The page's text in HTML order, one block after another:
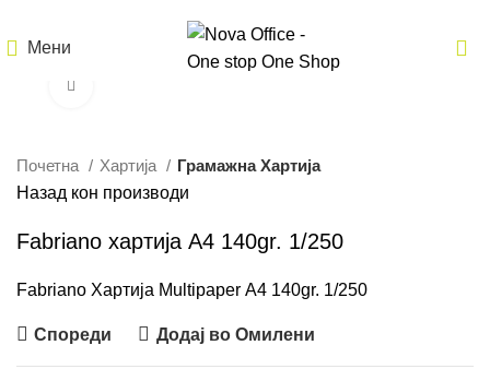
Мени
Почетна Хартија
Грамажна Хартија
Назад кон производи
Fabriano хартија A4 140gr. 1/250
Fabriano Хартија Мultipaper A4 140gr. 1/250
Спореди Додај во Омилени